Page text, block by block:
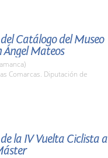
Catálogo del Museo
Mateos
Comarcas. Diputación de
la IV Vuelta Ciclista a